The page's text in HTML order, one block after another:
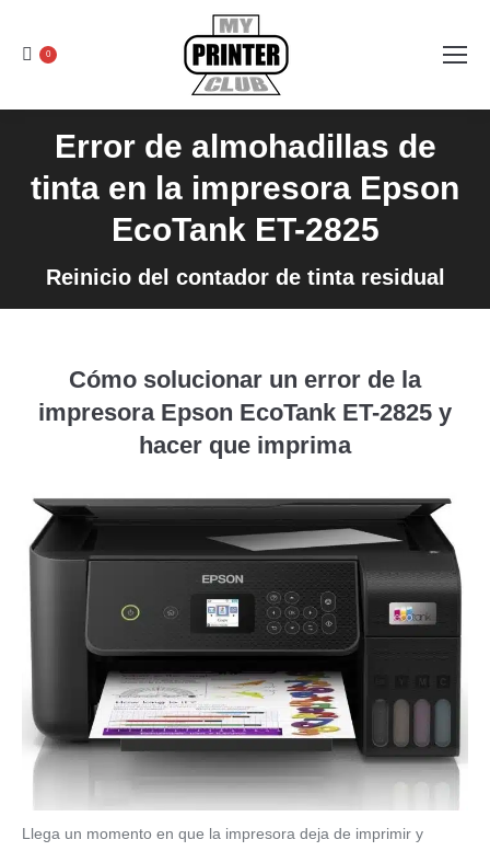
0
Error de almohadillas de
tinta en la impresora Epson
EcoTank ET-2825
Reinicio del contador de tinta residual
Cómo solucionar un error de la
impresora Epson EcoTank ET-2825 y
hacer que imprima
Llega un momento en que la impresora deja de imprimir y